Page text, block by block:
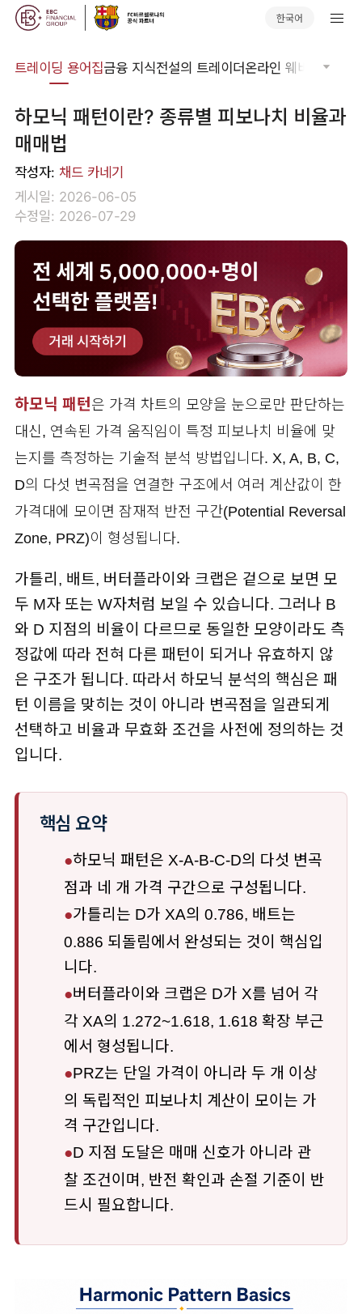
한국어
트레이딩 용어집금융 지식전설의 트레이더온라인 웨비나 글로
하모닉 패턴이란? 종류별 피보나치 비율과
매매법
작성자: 채드 카네기
게시일: 2026-06-05
수정일: 2026-07-29
하모닉 패턴은 가격 차트의 모양을 눈으로만 판단하는
대신, 연속된 가격 움직임이 특정 피보나치 비율에 맞
는지를 측정하는 기술적 분석 방법입니다. X, A, B, C,
D의 다섯 변곡점을 연결한 구조에서 여러 계산값이 한
가격대에 모이면 잠재적 반전 구간(Potential Reversal
Zone, PRZ)이 형성됩니다.
가틀리, 배트, 버터플라이와 크랩은 겉으로 보면 모
두 M자 또는 W자처럼 보일 수 있습니다. 그러나 B
와 D 지점의 비율이 다르므로 동일한 모양이라도 측
정값에 따라 전혀 다른 패턴이 되거나 유효하지 않
은 구조가 됩니다. 따라서 하모닉 분석의 핵심은 패
턴 이름을 맞히는 것이 아니라 변곡점을 일관되게
선택하고 비율과 무효화 조건을 사전에 정의하는 것
입니다.
핵심 요약
●하모닉 패턴은 X-A-B-C-D의 다섯 변곡
점과 네 개 가격 구간으로 구성됩니다.
●가틀리는 D가 XA의 0.786, 배트는
0.886 되돌림에서 완성되는 것이 핵심입
니다.
●버터플라이와 크랩은 D가 X를 넘어 각
각 XA의 1.272~1.618, 1.618 확장 부근
에서 형성됩니다.
●PRZ는 단일 가격이 아니라 두 개 이상
의 독립적인 피보나치 계산이 모이는 가
격 구간입니다.
●D 지점 도달은 매매 신호가 아니라 관
찰 조건이며, 반전 확인과 손절 기준이 반
드시 필요합니다.